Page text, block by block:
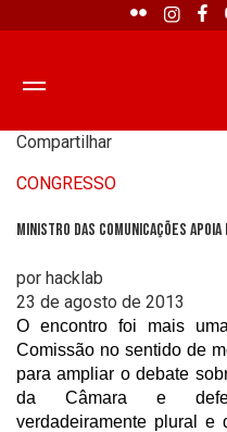
Compartilhar
CONGRESSO
Ministro das Comunicações
por hacklab
23 de agosto de 2013
O encontro foi mais
Comissão no sentido de
para ampliar o debate
da Câmara e
verdadeiramente plural e